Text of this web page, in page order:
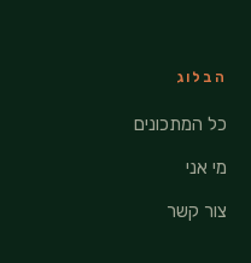
הבלוג
כל המתכונים
מי אני
צור קשר